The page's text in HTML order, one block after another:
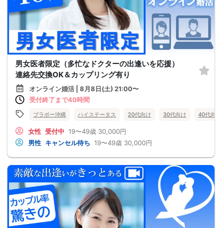
男女医者限定（多忙なドクターの出逢いを応援）
連絡先交換OK＆カップリング有り
オンライン婚活 | 8月8日(土) 21:00〜
受付終了まで40時間
ブラボー沖縄 ハイステータス 20代向け 30代向け 40代向け
女性 受付中 19〜49歳 30,000円
男性 キャンセル待ち 19〜49歳 30,000円